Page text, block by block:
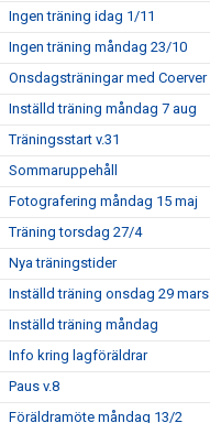
Ingen träning idag 1/11
Ingen träning måndag 23/10
Onsdagsträningar med Coerver
Inställd träning måndag 7 aug
Träningsstart v.31
Sommaruppehåll
Fotografering måndag 15 maj
Träning torsdag 27/4
Nya träningstider
Inställd träning onsdag 29 mars
Inställd träning måndag
Info kring lagföräldrar
Paus v.8
Föräldramöte måndag 13/2